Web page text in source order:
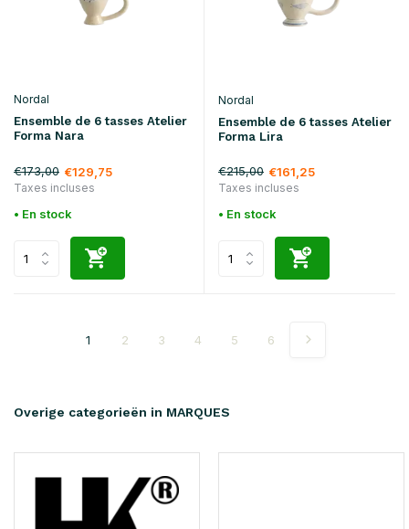
Nordal
Ensemble de 6 tasses Atelier
Forma Nara
€173,00 €129,75
Taxes incluses
• En stock
Nordal
Ensemble de 6 tasses Atelier
Forma Lira
€215,00 €161,25
Taxes incluses
• En stock
1 2 3 4 5 6
Overige categorieën in MARQUES